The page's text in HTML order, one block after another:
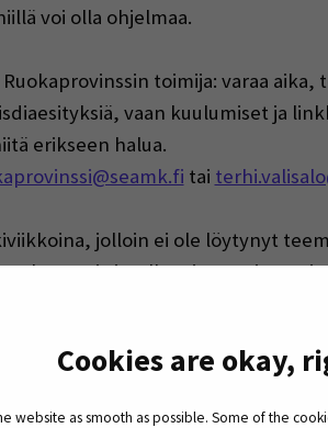
Cookies are okay,
website as smooth as possible. Some of the
voi olla ohjelmaa.
toimija: varaa
vaan kuulumiset ja
erikseen halua.
tai
jolloin ei ole löytynyt
kanssa ja jutella asiasta tai sen